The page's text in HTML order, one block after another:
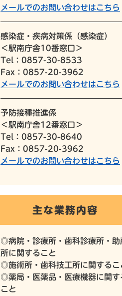
メールでのお問い合わせはこちら
感染症・疾病対策係（感染症）
＜駅南庁舎10番窓口＞
Tel：0857-30-8533
Fax：0857-20-3962
メールでのお問い合わせはこちら
予防接種推進係
＜駅南庁舎12番窓口＞
Tel：0857-30-8640
Fax：0857-20-3962
メールでのお問い合わせはこちら
主な業務内容
◎病院・診療所・歯科診療所・助
所に関すること
◎施術所・歯科技工所に関するこ
◎薬局・医薬品・医療機器に関す
こと